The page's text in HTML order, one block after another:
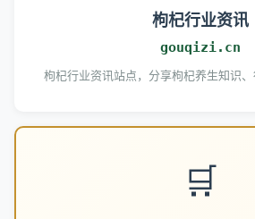
枸杞行业资讯
gouqizi.cn
枸杞行业资讯站点，分享枸杞养生知识
🛒